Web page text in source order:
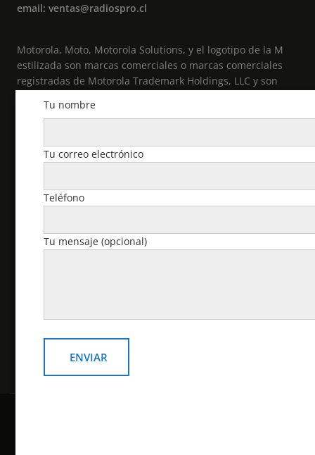
email: ventas@radiospro.cl
Motorola, Moto, Motorola Solutions, y el logotipo de la M
estilizada son marcas comerciales o marcas comerciales
registradas de Motorola Trademark Holdings, LLC y son
comerciales pertenecen a sus respectivos propietarios. ©
Cuenta
Contraseña perdida
Tu nombre
Tu correo electrónico
Teléfono
Tu mensaje (opcional)